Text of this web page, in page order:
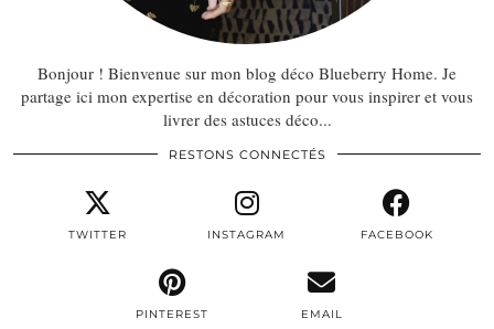
Bonjour ! Bienvenue sur mon blog déco Blueberry Home. Je
partage ici mon expertise en décoration pour vous inspirer et vous
livrer des astuces déco...
RESTONS CONNECTÉS
TWITTER INSTAGRAM FACEBOOK
PINTEREST EMAIL